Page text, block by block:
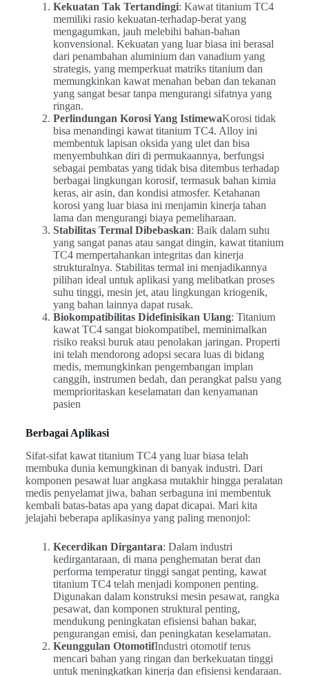
Kekuatan Tak Tertandingi: Kawat titanium TC4
memiliki rasio kekuatan-terhadap-berat yang
mengagumkan, jauh melebihi bahan-bahan
konvensional. Kekuatan yang luar biasa ini berasal
dari penambahan aluminium dan vanadium yang
strategis, yang memperkuat matriks titanium dan
memungkinkan kawat menahan beban dan tekanan
yang sangat besar tanpa mengurangi sifatnya yang
ringan.
Perlindungan Korosi Yang IstimewaKorosi tidak
bisa menandingi kawat titanium TC4. Alloy ini
membentuk lapisan oksida yang ulet dan bisa
menyembuhkan diri di permukaannya, berfungsi
sebagai pembatas yang tidak bisa ditembus terhadap
berbagai lingkungan korosif, termasuk bahan kimia
keras, air asin, dan kondisi atmosfer. Ketahanan
korosi yang luar biasa ini menjamin kinerja tahan
lama dan mengurangi biaya pemeliharaan.
Stabilitas Termal Dibebaskan: Baik dalam suhu
yang sangat panas atau sangat dingin, kawat titanium
TC4 mempertahankan integritas dan kinerja
strukturalnya. Stabilitas termal ini menjadikannya
pilihan ideal untuk aplikasi yang melibatkan proses
suhu tinggi, mesin jet, atau lingkungan kriogenik,
yang bahan lainnya dapat rusak.
Biokompatibilitas Didefinisikan Ulang: Titanium
kawat TC4 sangat biokompatibel, meminimalkan
risiko reaksi buruk atau penolakan jaringan. Properti
ini telah mendorong adopsi secara luas di bidang
medis, memungkinkan pengembangan implan
canggih, instrumen bedah, dan perangkat palsu yang
memprioritaskan keselamatan dan kenyamanan
pasien
Berbagai Aplikasi
Sifat-sifat kawat titanium TC4 yang luar biasa telah
membuka dunia kemungkinan di banyak industri. Dari
komponen pesawat luar angkasa mutakhir hingga peralatan
medis penyelamat jiwa, bahan serbaguna ini membentuk
kembali batas-batas apa yang dapat dicapai. Mari kita
jelajahi beberapa aplikasinya yang paling menonjol:
Kecerdikan Dirgantara: Dalam industri
kedirgantaraan, di mana penghematan berat dan
performa temperatur tinggi sangat penting, kawat
titanium TC4 telah menjadi komponen penting.
Digunakan dalam konstruksi mesin pesawat, rangka
pesawat, dan komponen struktural penting,
mendukung peningkatan efisiensi bahan bakar,
pengurangan emisi, dan peningkatan keselamatan.
Keunggulan OtomotifIndustri otomotif terus
mencari bahan yang ringan dan berkekuatan tinggi
untuk meningkatkan kinerja dan efisiensi kendaraan.